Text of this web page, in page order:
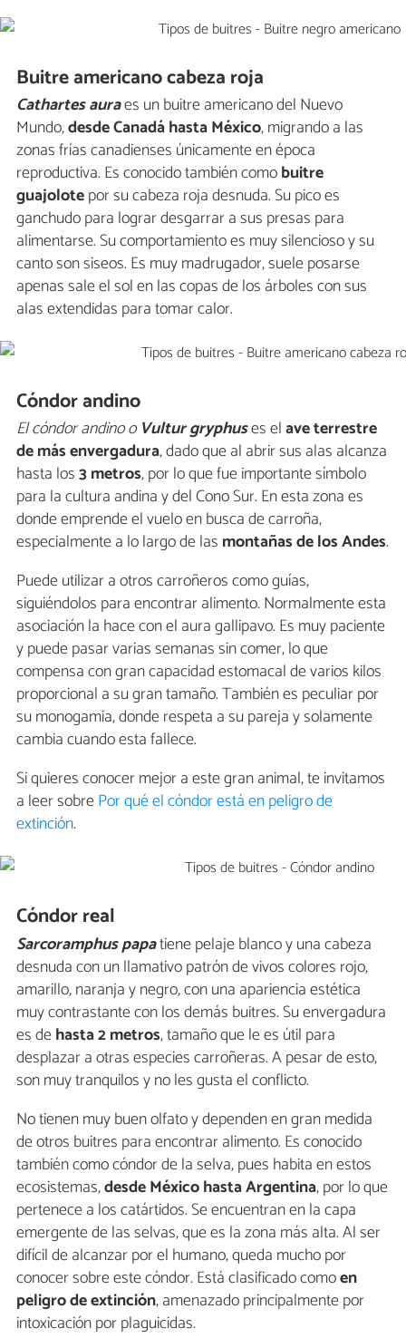
Buitre americano cabeza roja
Cathartes auraes un buitre americano del Nuevo
Mundo,desde Canadá hasta México, migrando a las
zonas frías canadienses únicamente en época
reproductiva. Es conocido también comobuitre
guajolotepor su cabeza roja desnuda. Su pico es
ganchudo para lograr desgarrar a sus presas para
alimentarse. Su comportamiento es muy silencioso y su
canto son siseos. Es muy madrugador, suele posarse
apenas sale el sol en las copas de los árboles con sus
alas extendidas para tomar calor.
Cóndor andino
El cóndor andino oVultur gryphuses elave terrestre
de más envergadura, dado que al abrir sus alas alcanza
hasta los3 metros, por lo que fue importante símbolo
para la cultura andina y del Cono Sur. En esta zona es
donde emprende el vuelo en busca de carroña,
especialmente a lo largo de las montañas de los Andes.
Puede utilizar a otros carroñeros como guías,
siguiéndolos para encontrar alimento. Normalmente esta
asociación la hace con el aura gallipavo. Es muy paciente
y puede pasar varias semanas sin comer, lo que
compensa con gran capacidad estomacal de varios kilos
proporcional a su gran tamaño. También es peculiar por
su monogamia, donde respeta a su pareja y solamente
cambia cuando esta fallece.
Si quieres conocer mejor a este gran animal, te invitamos
a leer sobrePor qué el cóndor está en peligro de
extinción.
Cóndor real
Sarcoramphus papatiene pelaje blanco y una cabeza
desnuda con un llamativo patrón de vivos colores rojo,
amarillo, naranja y negro, con una apariencia estética
muy contrastante con los demás buitres. Su envergadura
es dehasta 2 metros, tamaño que le es útil para
desplazar a otras especies carroñeras. A pesar de esto,
son muy tranquilos y no les gusta el conflicto.
No tienen muy buen olfato y dependen en gran medida
de otros buitres para encontrar alimento. Es conocido
también como cóndor de la selva, pues habita en estos
ecosistemas,desde México hasta Argentina, por lo que
pertenece a los catártidos. Se encuentran en la capa
emergente de las selvas, que es la zona más alta. Al ser
difícil de alcanzar por el humano, queda mucho por
conocer sobre este cóndor. Está clasificado comoen
peligro de extinción, amenazado principalmente por
intoxicación por plaguicidas.